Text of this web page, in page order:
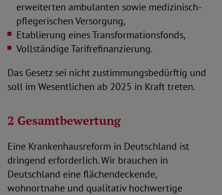
erweiterten ambulanten sowie medizinisch-
pflegerischen Versorgung,
Etablierung eines Transformationsfonds,
Vollständige Tarifrefinanzierung.
Das Gesetz sei nicht zustimmungsbedürftig und
soll im Wesentlichen ab 2025 in Kraft treten.
2 Gesamtbewertung
Eine Krankenhausreform in Deutschland ist
dringend erforderlich. Wir brauchen in
Deutschland eine flächendeckende,
wohnortnahe und qualitativ hochwertige